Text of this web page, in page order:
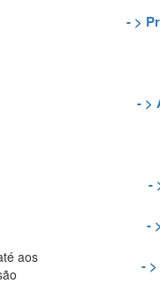
aos
- >
- >
-
- >
- >